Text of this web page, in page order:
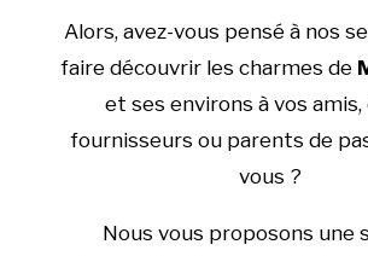
Alors, avez-vous pensé à nos
faire découvrir les charmes de
et ses environs à vos
fournisseurs ou parents de
vous ?
Nous vous proposons une